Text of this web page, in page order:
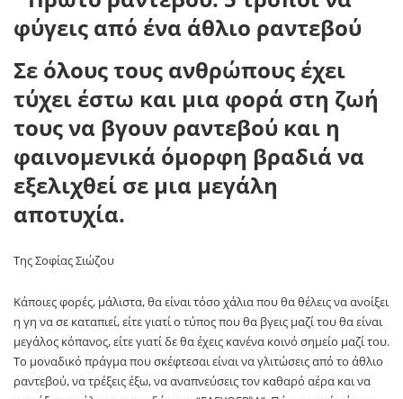
Σε όλους τους ανθρώπους έχει
τύχει έστω και μια φορά στη ζωή
τους να βγουν ραντεβού και η
φαινομενικά όμορφη βραδιά να
εξελιχθεί σε μια μεγάλη
αποτυχία.
Της Σοφίας Σιώζου
Κάποιες φορές, μάλιστα, θα είναι τόσο χάλια που θα θέλεις να ανοίξει
η γη να σε καταπιεί, είτε γιατί ο τύπος που θα βγεις μαζί του θα είναι
μεγάλος κόπανος, είτε γιατί δε θα έχεις κανένα κοινό σημείο μαζί του.
Το μοναδικό πράγμα που σκέφτεσαι είναι να γλιτώσεις από το άθλιο
ραντεβού, να τρέξεις έξω, να αναπνεύσεις τον καθαρό αέρα και να